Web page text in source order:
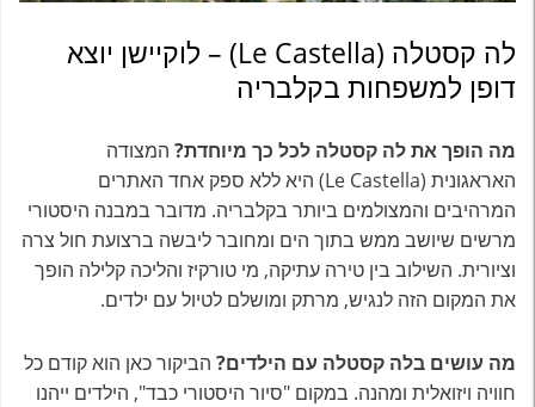
לה קסטלה (Le Castella) – לוקיישן יוצא
דופן למשפחות בקלבריה
מה הופך את לה קסטלה לכל כך מיוחדת? המצודה
האראגונית (Le Castella) היא ללא ספק אחד האתרים
המרהיבים והמצולמים ביותר בקלבריה. מדובר במבנה היסטורי
מרשים שיושב ממש בתוך הים ומחובר ליבשה ברצועת חול צרה
וציורית. השילוב בין טירה עתיקה, מי טורקיז והליכה קלילה הופך
את המקום הזה לנגיש, מרתק ומושלם לטיול עם ילדים.
מה עושים בלה קסטלה עם הילדים? הביקור כאן הוא קודם כל
חוויה ויזואלית ומהנה. במקום "סיור היסטורי כבד", הילדים ייהנו